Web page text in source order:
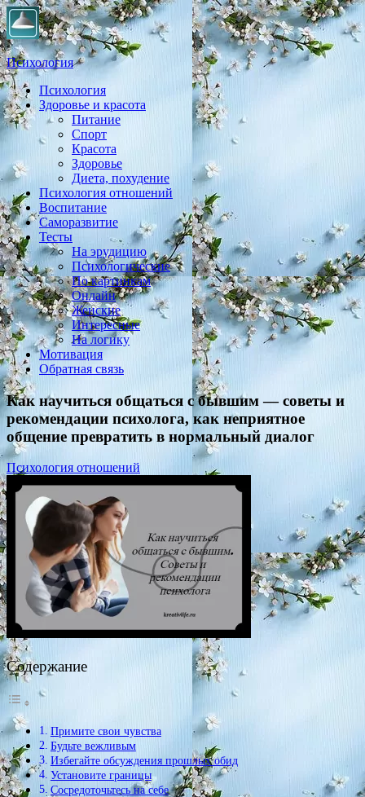
Психология
Практическая психология, личностный рост, экология,
здоровье, воспитание,
Психология
Здоровье и красота
Питание
Спорт
Красота
Здоровье
Диета, похудение
Психология отношений
Воспитание
Саморазвитие
Тесты
На эрудицию
Психологические
По картинкам
Онлайн
Женские
Интересные
На логику
Мотивация
Обратная связь
Как научиться общаться с бывшим — советы и
рекомендации психолога, как неприятное
общение превратить в нормальный диалог
Психология отношений
Содержание
Примите свои чувства
Будьте вежливым
Избегайте обсуждения прошлых обид
Установите границы
Сосредоточьтесь на себе